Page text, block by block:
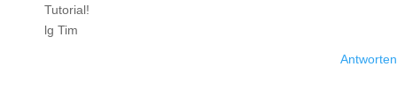
Tutorial!
lg Tim
Antworten